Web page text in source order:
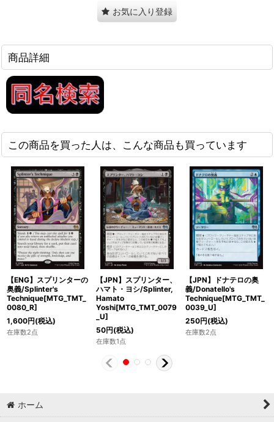
お気に入り登録
商品詳細
この商品を買った人は、こんな商品も買っています
【ENG】スプリンターの
奥義/Splinter's
Technique[MTG_TMT_
0080_R]
1,600円(税込)
在庫数2点
【JPN】スプリンター、
ハマト・ヨシ/Splinter,
Hamato
Yoshi[MTG_TMT_0079
_U]
50円(税込)
在庫数1点
【JPN】ドナテロの奥
義/Donatello's
Technique[MTG_TMT_
0039_U]
250円(税込)
在庫数2点
ホーム